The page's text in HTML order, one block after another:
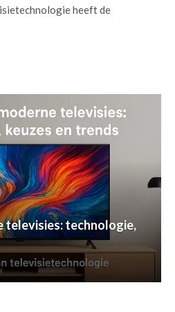
heeft de
televisies: technologie,